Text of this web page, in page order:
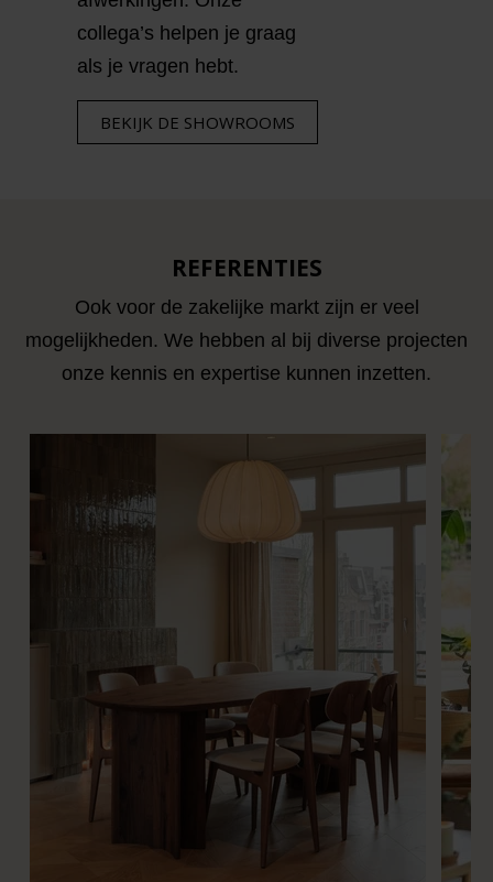
collega’s helpen je graag
als je vragen hebt.
BEKIJK DE SHOWROOMS
REFERENTIES
Ook voor de zakelijke markt zijn er veel
mogelijkheden. We hebben al bij diverse projecten
onze kennis en expertise kunnen inzetten.